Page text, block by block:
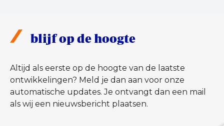
blijf op de hoogte
Altijd als eerste op de hoogte van de laatste
ontwikkelingen? Meld je dan aan voor onze
automatische updates. Je ontvangt dan een mail
als wij een nieuwsbericht plaatsen.